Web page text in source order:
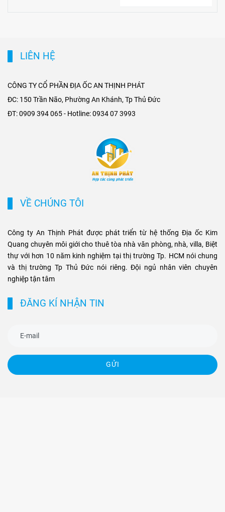
giao thông liên vùng, rút
ngoại thành vào trung tâm,
triển cho các khu đô thị mới,
khu biệt thự cao cấp và cụm
tiện ích di chuyển và hạ tầng
đồng bộ đang tạo ra biên độ
tăng giá và tiềm năng khai
các loại hình bất động sản
này.
khai thác tòa nhà văn phòng
Metro. Sự kết hợp giữa hạ
tầng hiện đại và nhu cầu di
chỉ tạo ưu thế cạnh tranh cho
chủ đầu tư, mà còn mở ra cơ
phân khúc bất động sản
LIÊN HỆ
CÔNG TY CỔ PHẦN ĐỊA ỐC AN THỊNH PHÁT
ĐC: 150 Trần Não, Phường An Khánh, Tp Thủ Đức
ĐT: 0909 394 065 - Hotline: 0934 07 3993
VỀ CHÚNG TÔI
Công ty An Thịnh Phát được phát triển từ hệ thống Địa ốc Kim
Quang chuyên môi giới cho thuê tòa nhà văn phòng, nhà, villa, Biệt
thự với hơn 10 năm kinh nghiệm tại thị trường Tp. HCM nói chung
và thị trường Tp Thủ Đức nói riêng. Đội ngủ nhân viên chuyên
nghiệp tận tâm
ĐĂNG KÍ NHẬN TIN
GỬI